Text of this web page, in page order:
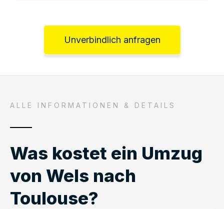
Unverbindlich anfragen
ALLE INFORMATIONEN & DETAILS
Was kostet ein Umzug
von Wels nach
Toulouse?